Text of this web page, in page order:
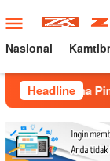
ke
konten
Menu
Mobile
Nasional
Headline
DPRD,